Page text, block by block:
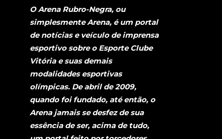
O Arena Rubro-Negra, ou
simplesmente Arena, é um portal
de notícias e veículo de imprensa
esportivo sobre o Esporte Clube
Vitória e suas demais
modalidades esportivas
olímpicas. De abril de 2009,
quando foi fundado, até então, o
Arena jamais se desfez de sua
essência de ser, acima de tudo,